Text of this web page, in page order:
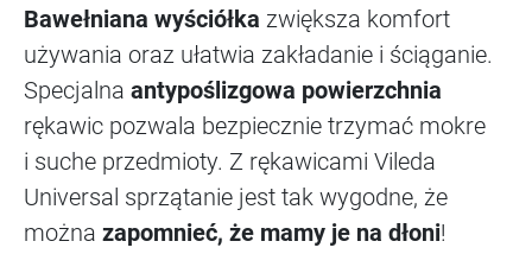
Bawełniana wyściółka zwiększa komfort
używania oraz ułatwia zakładanie i ściąganie.
Specjalna antypoślizgowa powierzchnia
rękawic pozwala bezpiecznie trzymać mokre
i suche przedmioty. Z rękawicami Vileda
Universal sprzątanie jest tak wygodne, że
można zapomnieć, że mamy je na dłoni!